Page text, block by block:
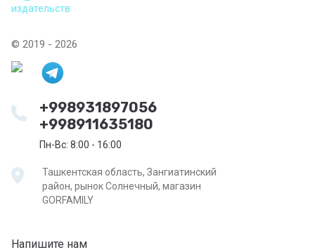
© 2019 - 2026
+998931897056
+998911635180
Пн-Вс: 8:00 - 16:00
Ташкентская область, Зангиатинский
район, рынок Солнечный, магазин
GORFAMILY
Напишите нам